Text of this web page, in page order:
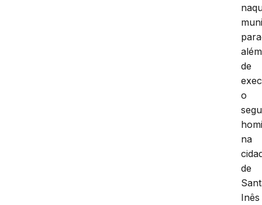
além
de
o
na
de
Inês